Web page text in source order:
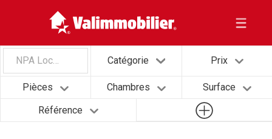
Catégorie
NPA Localité Prix
Pièces Chambres
Surface
Référence